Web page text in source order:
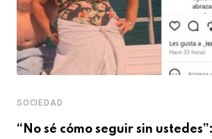
SOCIEDAD
“No sé cómo seguir sin